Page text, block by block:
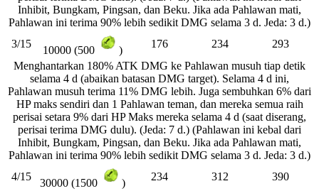
Inhibit, Bungkam, Pingsan, dan Beku. Jika ada Pahlawan mati,
Pahlawan ini terima 90% lebih sedikit DMG selama 3 d. Jeda: 3 d.)
3/15
10000 (500 )
176 234
293
Menghantarkan 180% ATK DMG ke Pahlawan musuh tiap detik
selama 4 d (abaikan batasan DMG target). Selama 4 d ini,
Pahlawan musuh terima 11% DMG lebih. Juga sembuhkan 6% dari
HP maks sendiri dan 1 Pahlawan teman, dan mereka semua raih
perisai setara 9% dari HP Maks mereka selama 4 d (saat diserang,
perisai terima DMG dulu). (Jeda: 7 d.) (Pahlawan ini kebal dari
Inhibit, Bungkam, Pingsan, dan Beku. Jika ada Pahlawan mati,
Pahlawan ini terima 90% lebih sedikit DMG selama 3 d. Jeda: 3 d.)
4/15
30000 (1500 )
234 312
390